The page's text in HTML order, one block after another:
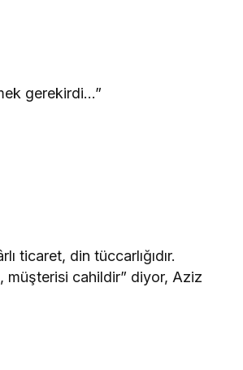
gerekirdi…”
ticaret, din tüccarlığıdır.
müşterisi cahildir” diyor, Aziz